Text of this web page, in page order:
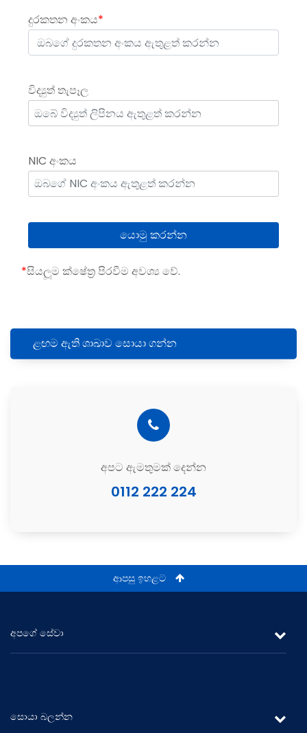
දුරකතන අංකය*
විද්‍යුත් තැපෑල
NIC අංකය
*සියලූම ක්ෂේත‍්‍ර පිරවීම අවශ්‍ය වේ.
ළඟම ඇති ශාඛාව සොයා ගන්න
අපට ඇමතුමක් දෙන්න
0112 222 224
ආපසු ඉහළට
අපගේ සේවා
ස්ථාවර තැන්පතු සහ ඉතිරි කිරීම්
සොයා බලන්න